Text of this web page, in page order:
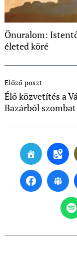
Önuralom:
életed köré
Navigation
Előző poszt
Élő közvetítés a
Bazárból